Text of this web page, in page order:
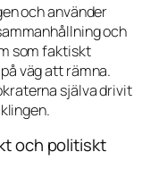
och använder
och
som faktiskt
väg att rämna.
själva drivit
och politiskt